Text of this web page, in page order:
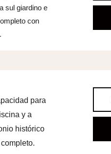
sul giardino e
con
para
y a
histórico